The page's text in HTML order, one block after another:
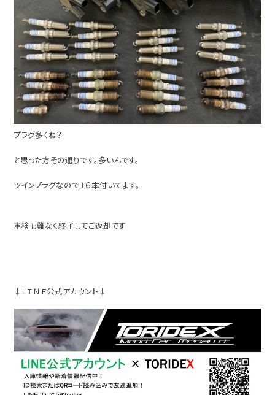
プラグ多くね？
と思った方その通りです。多いんです。
ツインプラグなので１６本付いてます。
車検も難なく終了してご返却です
↓ＬＩＮＥ公式アカウント↓